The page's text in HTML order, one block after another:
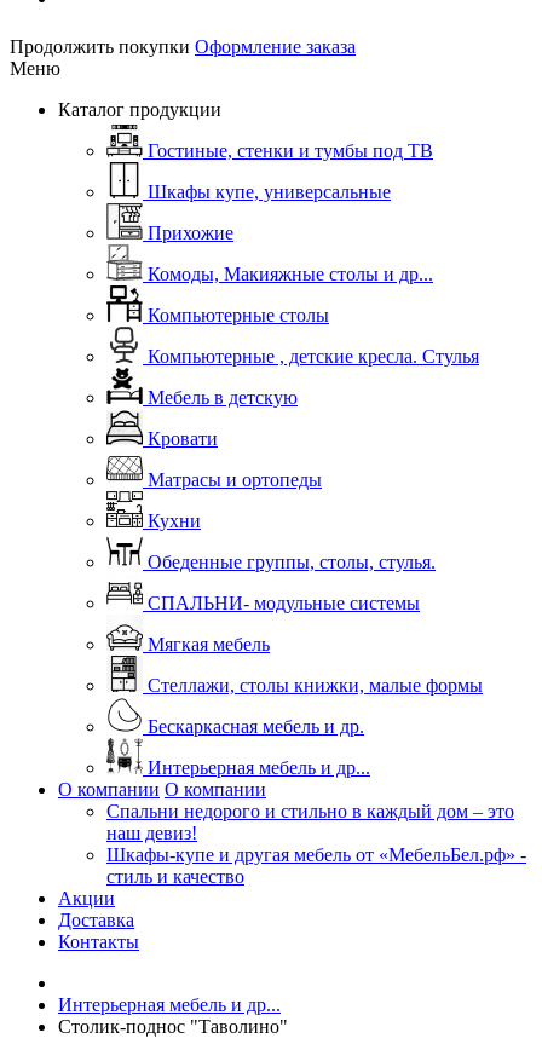
Продолжить покупки Оформление заказа
Меню
Каталог продукции
Гостиные, стенки и тумбы под ТВ
Шкафы купе, универсальные
Прихожие
Комоды, Макияжные столы и др...
Компьютерные столы
Компьютерные , детские кресла. Стулья
Мебель в детскую
Кровати
Матрасы и ортопеды
Кухни
Обеденные группы, столы, стулья.
СПАЛЬНИ- модульные системы
Мягкая мебель
Стеллажи, столы книжки, малые формы
Бескаркасная мебель и др.
Интерьерная мебель и др...
О компании О компании
Спальни недорого и стильно в каждый дом – это
наш девиз!
Шкафы-купе и другая мебель от «МебельБел.рф» -
стиль и качество
Акции
Доставка
Контакты
Интерьерная мебель и др...
Столик-поднос "Таволино"